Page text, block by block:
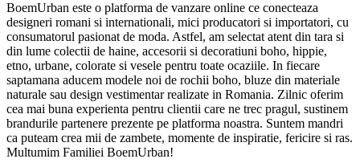
BoemUrban este o platforma de vanzare online ce conecteaza
designeri romani si internationali, mici producatori si importatori, cu
consumatorul pasionat de moda. Astfel, am selectat atent din tara si
din lume colectii de haine, accesorii si decoratiuni boho, hippie,
etno, urbane, colorate si vesele pentru toate ocaziile. In fiecare
saptamana aducem modele noi de rochii boho, bluze din materiale
naturale sau design vestimentar realizate in Romania. Zilnic oferim
cea mai buna experienta pentru clientii care ne trec pragul, sustinem
brandurile partenere prezente pe platforma noastra. Suntem mandri
ca puteam crea mii de zambete, momente de inspiratie, fericire si ras.
Multumim Familiei BoemUrban!